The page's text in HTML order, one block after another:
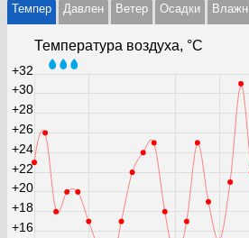
Темпер Давлен Ветер Осадки Влажн
Температура воздуха, °С
+16
+18
+20
+22
+24
+26
+28
+30
+32